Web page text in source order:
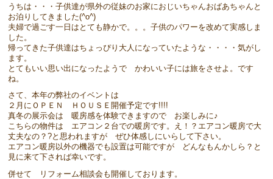
うちは・・・子供達が県外の従妹のお家におじいちゃんおばあちゃんと
お泊りしてきました(^o^)
夫婦で過ごす一日はとても静かで。。。子供のパワーを改めて実感しま
した。
帰ってきた子供達はちょっぴり大人になっていたような・・・・気がし
ます。
とてもいい思い出になったようで かわいい子には旅をさせよ。です
ね。
さて、本年の弊社のイベントは
２月にＯＰＥＮ ＨＯＵＳＥ開催予定です!!!!
真冬の展示会は 暖房感を体験できますので お楽しみに♪
こちらの物件は エアコン２台での暖房です。え！？エアコン暖房で大
丈夫なの？?と思われますが ぜひ体感しにいらして下さい。
エアコン暖房以外の機器でも設置は可能ですが どんなもんかしら？と
見に来て下されば幸いです。
併せて リフォーム相談会も開催しております。